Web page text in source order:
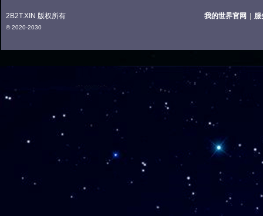
我的世界官网 服
2B2T.XIN 版权所有
© 2020-2030